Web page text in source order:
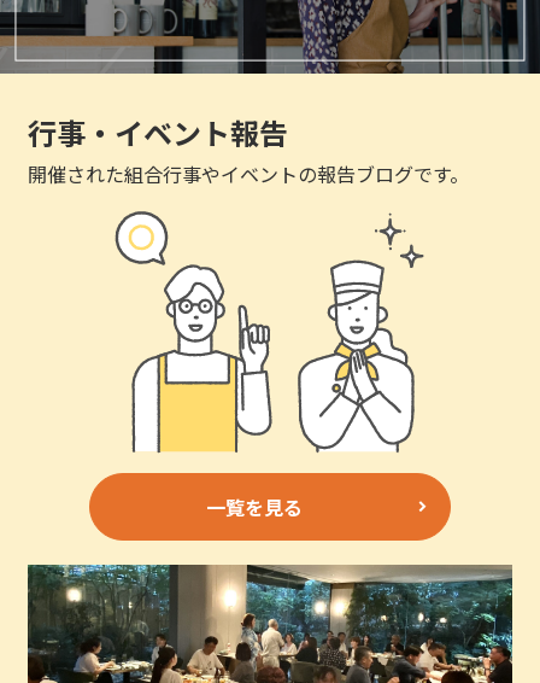
行事・イベント報告
開催された組合行事やイベントの報告ブログです。
一覧を見る